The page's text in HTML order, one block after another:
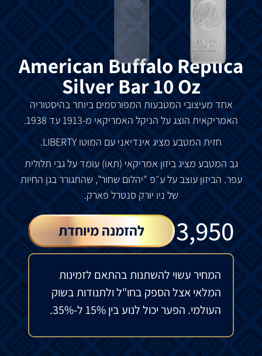
American Buffalo Replica
Silver Bar 10 Oz
אחד מעיצובי המטבעות המפורסמים ביותר בהיסטוריה
האמריקאית הוצג על הניקל האמריקאי מ-1913 עד 1938.
חזית המטבע מציג אינדיאני עם המוטו LIBERTY.
גב המטבע מציג ביזון אמריקאי (תאו) עומד על גבי תלולית
עפר. הביזון עוצב על ע״פ "יהלום שחור", שהתגורר בגן החיות
של ניו יורק סנטרל פארק.
3,950
₪ להזמנה מיוחדת
המחיר עשוי להשתנות בהתאם לזמינות
המלאי אצל הספק בחו"ל ולתנודות בשוק
העולמי. הפער יכול לנוע בין 15% ל-35%.